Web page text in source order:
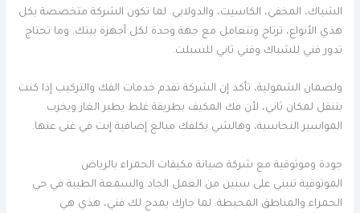
الشباك، المخفي، الكاسيت، والدولابي. لما تكون الشركة متخصصة بكل
هذي الأنواع، ترتاح وتتعامل مع جهة وحدة لكل أجهزة بيتك. وما تحتاج
تدور فني للشباك وفني ثاني للسبلت.
ولضمان الشمولية، تأكد إن الشركة تقدم خدمات الفك والتركيب إذا كنت
بتنقل لمكان ثاني، لأن فك المكيف بطريقة غلط يطير الغاز ويخرب
المواسير النحاسية، وهالشي يكلفك مبالغ إضافية إنت في غنى عنها.
جودة وموثوقية مع شركة صيانة مكيفات الحمراء بالرياض
الموثوقية تنبني على سنين من العمل الجاد والسمعة الطيبة في حي
الحمراء والمناطق المحيطة. لما جارك يمدح لك فني، هذي هي